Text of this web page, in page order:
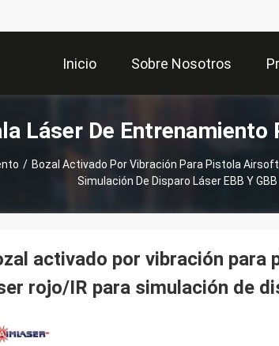
Inicio Sobre Nosotros
Láser De Entrenamiento
/ Bozal Activado Por Vibración Para Pistola
Simulación De Disparo Láser EBB Y GBB
activado por vibración
rojo/IR para simulación de